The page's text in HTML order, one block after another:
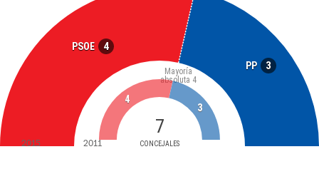
PSOE 4
PP 3
7
CONCEJALES
Mayoría
absoluta 4
4
3
2015 2011